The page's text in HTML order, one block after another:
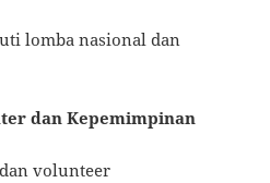
lomba nasional dan
dan Kepemimpinan
volunteer